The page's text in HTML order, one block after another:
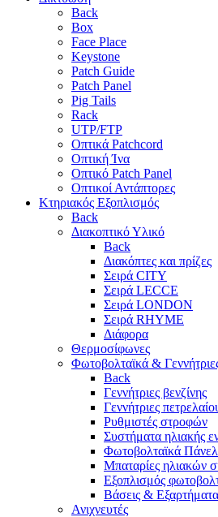
Back
Box
Face Place
Keystone
Patch Guide
Patch Panel
Pig Tails
Rack
UTP/FTP
Οπτικά Patchcord
Οπτική Ίνα
Οπτικό Patch Panel
Οπτικοί Αντάπτορες
Κτηριακός Εξοπλισμός
Back
Διακοπτικό Υλικό
Back
Διακόπτες και πρίζες
Σειρά CITY
Σειρά LECCE
Σειρά LONDON
Σειρά RHYME
Διάφορα
Θερμοσίφωνες
Φωτοβολταϊκά &
Back
Γεννήτριες βενζίνης
Γεννήτριες
Ρυθμιστές στροφών
Συστήματα ηλιακής
Φωτοβολταϊκά Πάνελ
Μπαταρίες ηλιακών
Εξοπλισμός
Βάσεις &
Ανιχνευτές